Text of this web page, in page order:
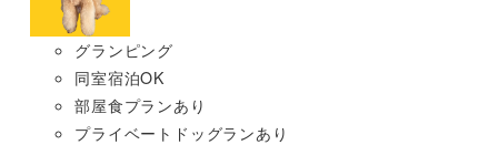
グランピング
同室宿泊OK
部屋食プランあり
プライベートドッグランあり